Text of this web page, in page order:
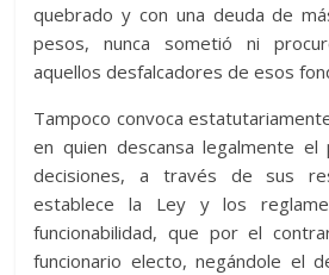
quebrado y con una deuda de
pesos, nunca sometió ni
aquellos desfalcadores de esos
Tampoco convoca
en quien descansa legalmente
decisiones, a través de sus
establece la Ley y los
funcionabilidad, que por el
funcionario electo, negándole el